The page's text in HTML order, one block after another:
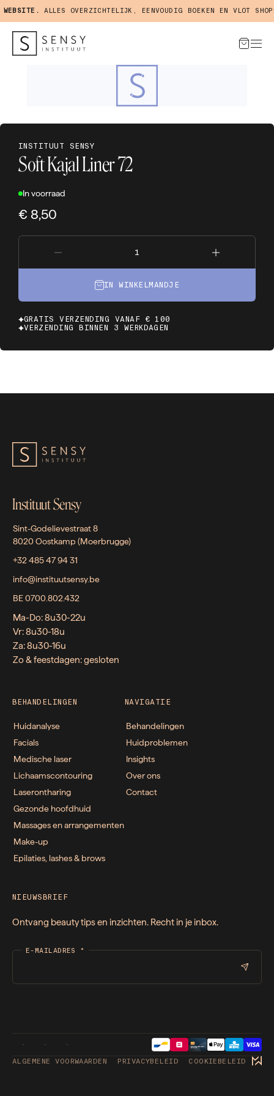
ALLES OVERZICHTELIJK, EENVOUDIG BOEKEN EN VLOT
INSTITUUT SENSY
Soft Kajal Liner 72
In voorraad
€ 8,50
IN WINKELMANDJE
GRATIS VERZENDING VANAF € 100
VERZENDING BINNEN 3 WERKDAGEN
Instituut Sensy
Sint-Godelievestraat 8
8020 Oostkamp (Moerbrugge)
+32 485 47 94 31
info@instituutsensy.be
BE 0700.802.432
Ma-Do: 8u30-22u
Vr: 8u30-18u
Za: 8u30-16u
Zo & feestdagen: gesloten
BEHANDELINGEN
Huidanalyse
Facials
Medische laser
Lichaamscontouring
Laserontharing
Gezonde hoofdhuid
Massages en arrangementen
Make-up
Epilaties, lashes & brows
NAVIGATIE
Behandelingen
Huidproblemen
Insights
Over ons
Contact
NIEUWSBRIEF
Ontvang beauty tips en inzichten. Recht in je inbox.
E-MAILADRES *
ALGEMENE VOORWAARDEN PRIVACYBELEID COOKIEBELEID